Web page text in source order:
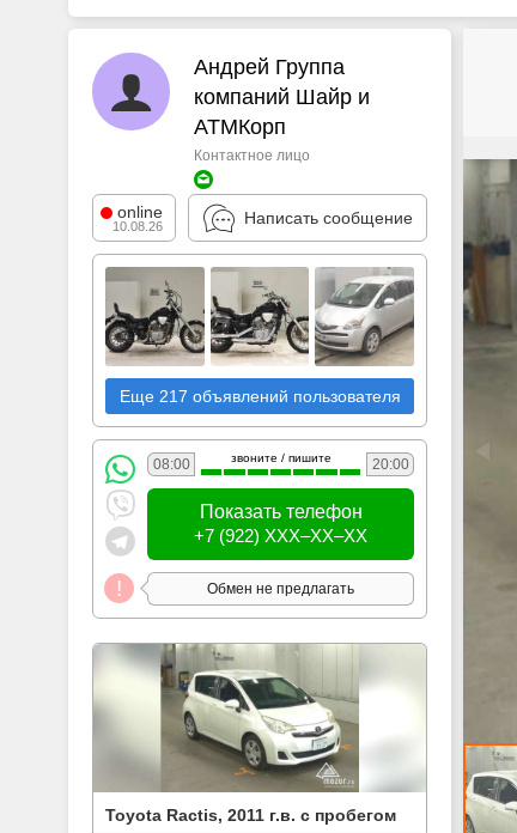
Андрей Группа
компаний Шайр и
АТМКорп
Контактное лицо
online
10.08.26 Написать сообщение
Еще 217 объявлений пользователя
08:00 звоните / пишите 20:00
Показать телефон
+7 (922) XXX–XX–XX
Обмен не предлагать
Toyota Ractis, 2011 г.в. с пробегом